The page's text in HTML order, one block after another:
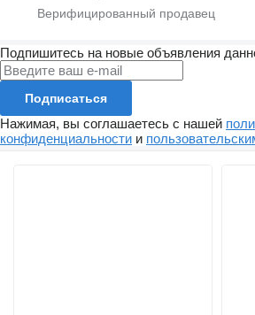
Подпишитесь на новые объявления
Подписаться
Нажимая, вы соглашаетесь с нашей
конфиденциальности и